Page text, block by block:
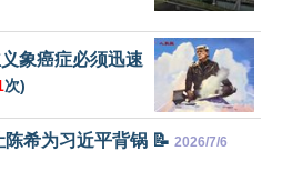
象癌症必须迅速
次)
希为习近平背锅 📝 2026/7/6